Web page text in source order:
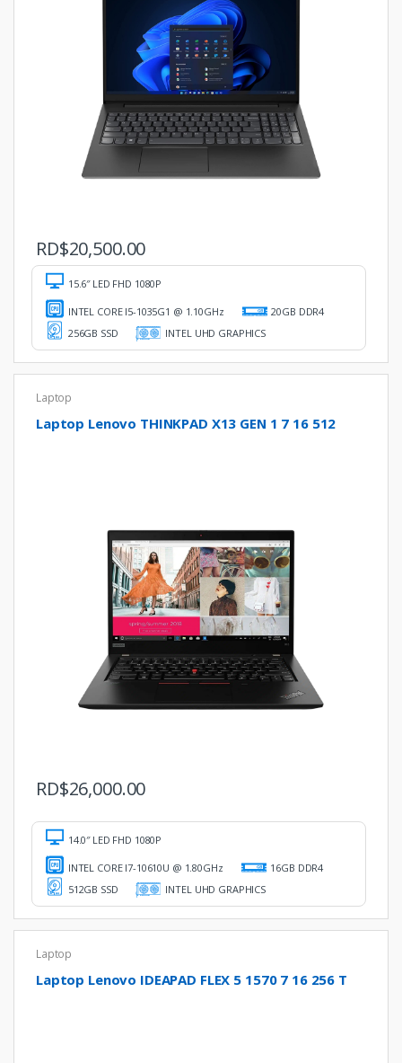
RD$20,500.00
15.6″ LED FHD 1080P
INTEL CORE I5-1035G1 @ 1.10GHz
20GB DDR4
256GB SSD
INTEL UHD GRAPHICS
Laptop
Laptop Lenovo THINKPAD X13 GEN 1 7 16 512
RD$26,000.00
14.0″ LED FHD 1080P
INTEL CORE I7-10610U @ 1.80GHz
16GB DDR4
512GB SSD
INTEL UHD GRAPHICS
Laptop
Laptop Lenovo IDEAPAD FLEX 5 1570 7 16 256 T